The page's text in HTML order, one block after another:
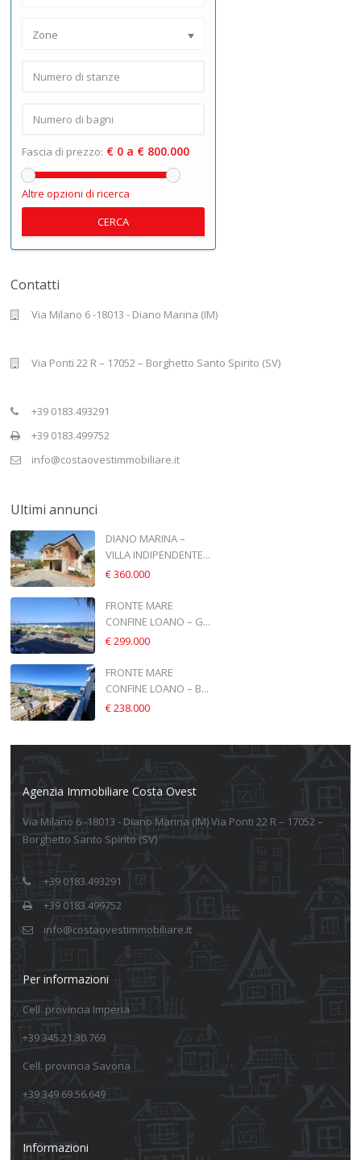
Zone
Fascia di prezzo: € 0 a € 800.000
Altre opzioni di ricerca
CERCA
Contatti
Via Milano 6 -18013 - Diano Marina (IM)
Via Ponti 22 R – 17052 – Borghetto Santo Spirito (SV)
+39 0183.493291
+39 0183.499752
info@costaovestimmobiliare.it
Ultimi annunci
DIANO MARINA –
VILLA INDIPENDENTE...
€ 360.000
FRONTE MARE
CONFINE LOANO – G...
€ 299.000
FRONTE MARE
CONFINE LOANO – B...
€ 238.000
Agenzia Immobiliare Costa Ovest
Via Milano 6 -18013 - Diano Marina (IM) Via Ponti 22 R – 17052 –
Borghetto Santo Spirito (SV)
+39 0183.493291
+39 0183.499752
info@costaovestimmobiliare.it
Per informazioni
Cell. provincia Imperia
+39 345.21.30.769
Cell. provincia Savona
+39 349.69.56.649
Informazioni